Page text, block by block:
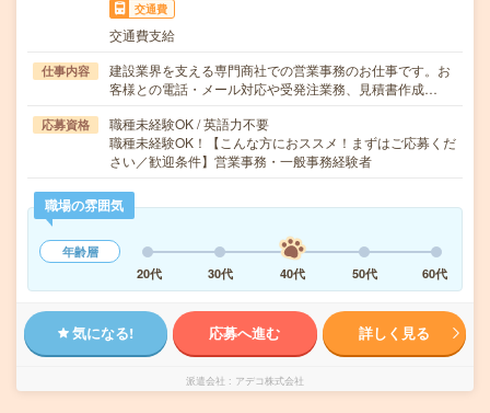
交通費
交通費支給
仕事内容
建設業界を支える専門商社での営業事務のお仕事です。お
客様との電話・メール対応や受発注業務、見積書作成…
応募資格
職種未経験OK / 英語力不要
職種未経験OK！【こんな方におススメ！まずはご応募くだ
さい／歓迎条件】営業事務・一般事務経験者
職場の雰囲気
年齢層
20代
30代 40代 50代 60代
気になる! 応募へ進む 詳しく見る
派遣会社 アデコ株式会社